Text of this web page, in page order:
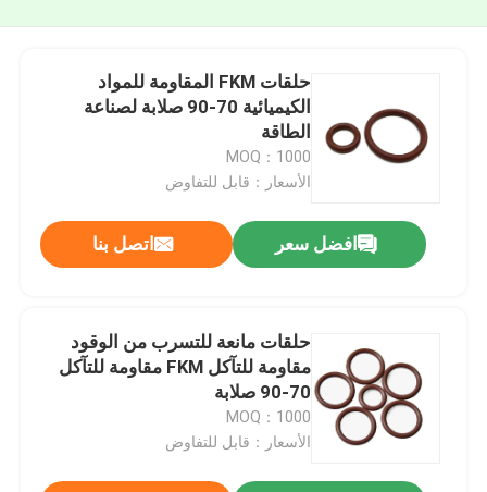
حلقات FKM المقاومة للمواد
الكيميائية 70-90 صلابة لصناعة
الطاقة
MOQ：1000
الأسعار：قابل للتفاوض
افضل سعر اتصل بنا
حلقات مانعة للتسرب من الوقود
مقاومة للتآكل FKM مقاومة للتآكل
70-90 صلابة
MOQ：1000
الأسعار：قابل للتفاوض